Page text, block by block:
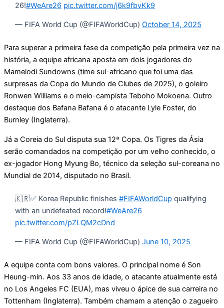
26!#WeAre26 pic.twitter.com/j6k9fbvKk9
— FIFA World Cup (@FIFAWorldCup) October 14, 2025
Para superar a primeira fase da competição pela primeira vez na
história, a equipe africana aposta em dois jogadores do
Mamelodi Sundowns (time sul-africano que foi uma das
surpresas da Copa do Mundo de Clubes de 2025), o goleiro
Ronwen Williams e o meio-campista Teboho Mokoena. Outro
destaque dos Bafana Bafana é o atacante Lyle Foster, do
Burnley (Inglaterra).
Já a Coreia do Sul disputa sua 12ª Copa. Os Tigres da Ásia
serão comandados na competição por um velho conhecido, o
ex-jogador Hong Myung Bo, técnico da seleção sul-coreana no
Mundial de 2014, disputado no Brasil.
🇰🇷✅ Korea Republic finishes #FIFAWorldCup qualifying
with an undefeated record!#WeAre26
pic.twitter.com/pZLQM2cDnd
— FIFA World Cup (@FIFAWorldCup) June 10, 2025
A equipe conta com bons valores. O principal nome é Son
Heung-min. Aos 33 anos de idade, o atacante atualmente está
no Los Angeles FC (EUA), mas viveu o ápice de sua carreira no
Tottenham (Inglaterra). Também chamam a atenção o zagueiro